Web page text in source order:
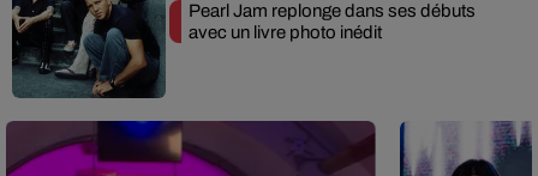
Pearl Jam replonge dans ses débuts
avec un livre photo inédit